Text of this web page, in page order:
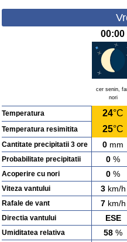
00:00
cer senin,
nori
Temperatura 24°C
Temperatura resimitita 25°C
Cantitate precipitatii 3 ore 0 mm
Probabilitate precipitatii 0 %
Acoperire cu nori 0 %
Viteza vantului 3km/h
Rafale de vant 7km/h
Directia vantului ESE
Umiditatea relativa 58 %